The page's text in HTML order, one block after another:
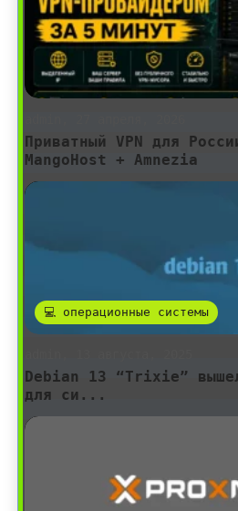
Приватный VPN для
MangoHost + Amnezia
💻 операционные системы
Debian 13 “Trixie”
для си...